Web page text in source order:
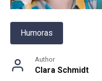
Humoras
Author
Clara Schmidt